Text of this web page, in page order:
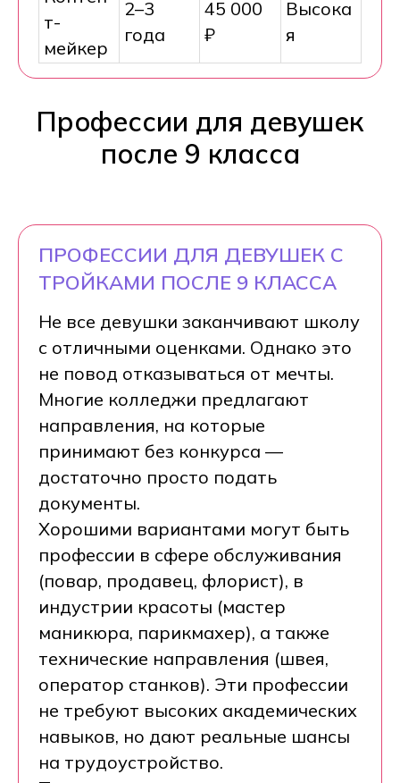
т-
мейкер
2–3
года
45 000
₽
Высока
я
Профессии для девушек
после 9 класса
ПРОФЕССИИ ДЛЯ ДЕВУШЕК С
ТРОЙКАМИ ПОСЛЕ 9 КЛАССА
Не все девушки заканчивают школу
с отличными оценками. Однако это
не повод отказываться от мечты.
Многие колледжи предлагают
направления, на которые
принимают без конкурса —
достаточно просто подать
документы.
Хорошими вариантами могут быть
профессии в сфере обслуживания
(повар, продавец, флорист), в
индустрии красоты (мастер
маникюра, парикмахер), а также
технические направления (швея,
оператор станков). Эти профессии
не требуют высоких академических
навыков, но дают реальные шансы
на трудоустройство.